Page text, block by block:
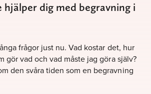
hjälper dig med begravning i
frågor just nu. Vad kostar det, hur
gör vad och vad måste jag göra själv?
den svåra tiden som en begravning